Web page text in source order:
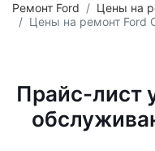
Ремонт Ford
Цены на
Цены на ремонт Ford
Прайс-лист